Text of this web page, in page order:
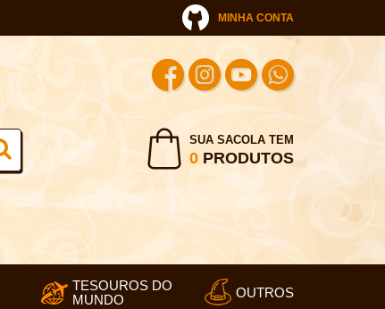
MINHA CONTA
SUA SACOLA TEM
0PRODUTOS
TESOUROS DO
MUNDO
OUTROS